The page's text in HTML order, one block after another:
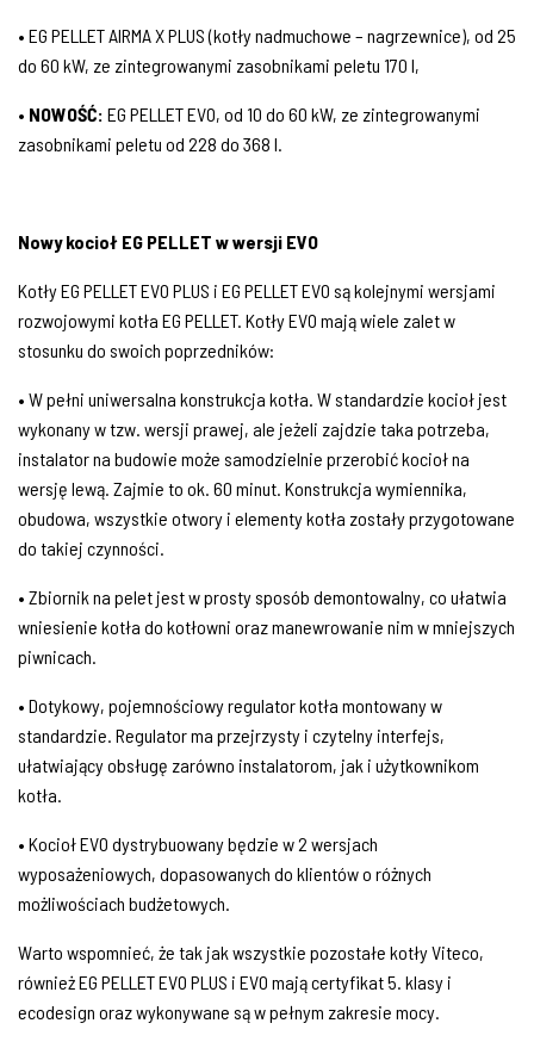
• EG PELLET AIRMA X PLUS (kotły nadmuchowe – nagrzewnice), od 25
do 60 kW, ze zintegrowanymi zasobnikami peletu 170 l,
• NOWOŚĆ: EG PELLET EVO, od 10 do 60 kW, ze zintegrowanymi
zasobnikami peletu od 228 do 368 l.
Nowy kocioł EG PELLET w wersji EVO
Kotły EG PELLET EVO PLUS i EG PELLET EVO są kolejnymi wersjami
rozwojowymi kotła EG PELLET. Kotły EVO mają wiele zalet w
stosunku do swoich poprzedników:
• W pełni uniwersalna konstrukcja kotła. W standardzie kocioł jest
wykonany w tzw. wersji prawej, ale jeżeli zajdzie taka potrzeba,
instalator na budowie może samodzielnie przerobić kocioł na
wersję lewą. Zajmie to ok. 60 minut. Konstrukcja wymiennika,
obudowa, wszystkie otwory i elementy kotła zostały przygotowane
do takiej czynności.
• Zbiornik na pelet jest w prosty sposób demontowalny, co ułatwia
wniesienie kotła do kotłowni oraz manewrowanie nim w mniejszych
piwnicach.
• Dotykowy, pojemnościowy regulator kotła montowany w
standardzie. Regulator ma przejrzysty i czytelny interfejs,
ułatwiający obsługę zarówno instalatorom, jak i użytkownikom
kotła.
• Kocioł EVO dystrybuowany będzie w 2 wersjach
wyposażeniowych, dopasowanych do klientów o różnych
możliwościach budżetowych.
Warto wspomnieć, że tak jak wszystkie pozostałe kotły Viteco,
również EG PELLET EVO PLUS i EVO mają certyfikat 5. klasy i
ecodesign oraz wykonywane są w pełnym zakresie mocy.